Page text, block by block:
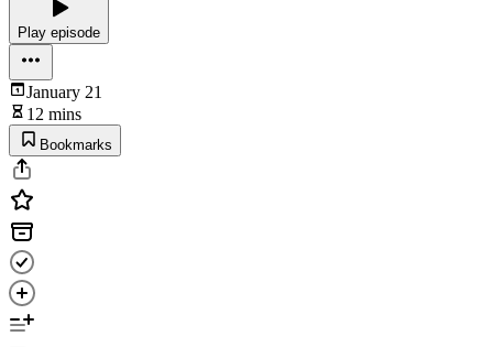
Play episode
January 21
12 mins
Bookmarks